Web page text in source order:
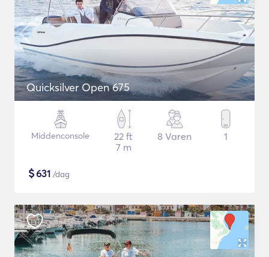
Quicksilver Open 675
Middenconsole
22 ft
7 m
8 Varen 1
$631 /dag